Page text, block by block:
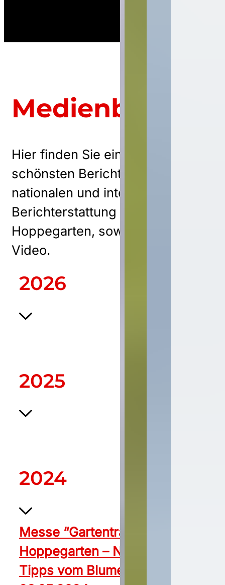
Medienberichte
Hier finden Sie einige der
schönsten Berichte aus der
nationalen und internationalen
Berichterstattung über
Hoppegarten, sowohl Print als
Video.
2026
2025
2024
Messe “Gartenträume” in
Hoppegarten – Neuheiten und
Tipps vom Blumen-Doc BZ